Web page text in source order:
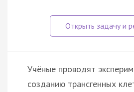
Учёные проводят
созданию трансгенных